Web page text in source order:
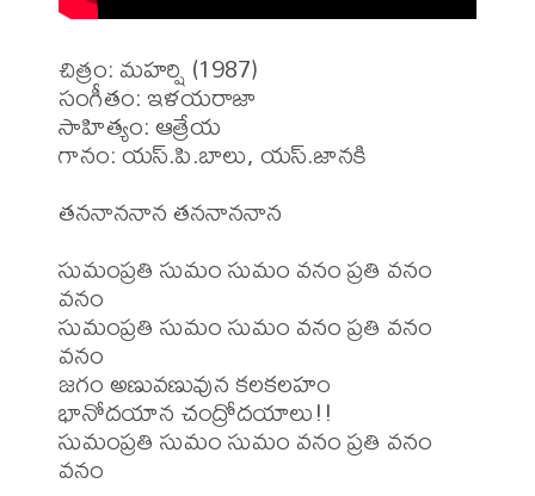
చిత్రం: మహర్షి (1987)
సంగీతం: ఇళయరాజా
సాహిత్యం: ఆత్రేయ
గానం: యస్.పి.బాలు, యస్.జానకి
తననాననాన తననాననాన
సుమంప్రతి సుమం సుమం వనం ప్రతి వనం
వనం
సుమంప్రతి సుమం సుమం వనం ప్రతి వనం
వనం
జగం అణువణువున కలకలహం
భానోదయాన చంద్రోదయాలు!!
సుమంప్రతి సుమం సుమం వనం ప్రతి వనం
వనం